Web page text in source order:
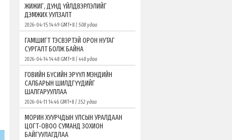
ЖИЖИГ, ДУНД ҮЙЛДВЭРЛЭЛИЙГ
ДЭМЖИХ УУЛЗАЛТ
2026-04-15 14:49 GMT+8 | 508 удаа
ГАМШИГТ ТЭСВЭРТЭЙ ОРОН НУТАГ
СУРГАЛТ БОЛЖ БАЙНА
2026-04-14 14:48 GMT+8 | 448 удаа
ГОВИЙН БҮСИЙН ЭРҮҮЛ МЭНДИЙН
САЛБАРЫН ШИЛДГҮҮДИЙГ
ШАЛГАРУУЛЛАА
2026-04-11 14:46 GMT+8 | 352 удаа
МОРИН ХУУРЧДЫН УЛСЫН УРАЛДААН
ЦОГТ-ОВОО СУМАНД ЗОХИОН
БАЙГУУЛАГДЛАА